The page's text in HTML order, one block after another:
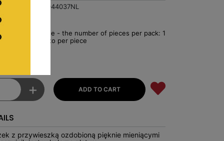
T001044037NL
For package - the number of pieces per pack: 1
€2.43 Netto per piece
+
z przywieszką ozdobioną pięknie mieniącymi